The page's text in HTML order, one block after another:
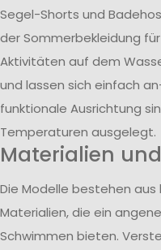
Segel-Shorts und
der Sommerbekleidung
Aktivitäten auf dem
und lassen sich einfach
funktionale Ausrichtung
Temperaturen ausgelegt.
Materialien
Die Modelle bestehen
Materialien, die ein
Schwimmen bieten.